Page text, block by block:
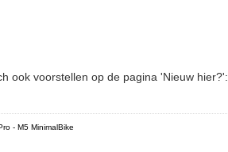
ook voorstellen op de pagina 'Nieuw hier?':
- M5 MinimalBike